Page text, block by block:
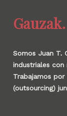
Gauzak.
Somos Juan T.
industriales con
Trabajamos
(outsourcing)